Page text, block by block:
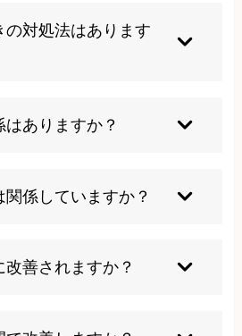
の対処法はあります
し、ゆっくりと息を吸って吐
のバランスを整えることがで
場合は、すぐに医療機関を受
院では、日常生活で実践でき
ありますか？
、胸郭が圧迫され、心臓や肺
ることがあります。また、姿
因となります。自律神経は心
重要な役割を担っているた
分析を通じて、動悸と姿勢の
係していますか？
律神経のバランスが乱れ、心
ます。これにより、拍動を強
心臓付近の骨格の動きを制限
善されますか？
うする事で心臓が充分に動く